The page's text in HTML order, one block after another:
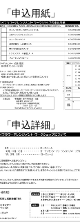
「申込用紙」
「申込詳細」